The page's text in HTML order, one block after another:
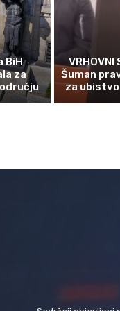
BiH
za
VRHOVNI
Šuman
za